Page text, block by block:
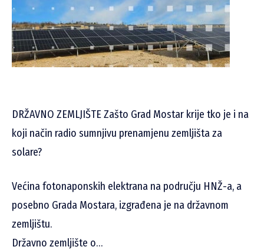
DRŽAVNO ZEMLJIŠTE Zašto Grad Mostar krije tko je i na
koji način radio sumnjivu prenamjenu zemljišta za
solare?
Većina fotonaponskih elektrana na području HNŽ-a, a
posebno Grada Mostara, izgrađena je na državnom
zemljištu.
Državno zemljište o…